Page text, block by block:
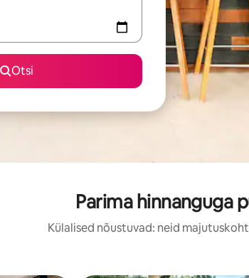
Otsi
Parima hinnanguga
Külalised nõustuvad: neid